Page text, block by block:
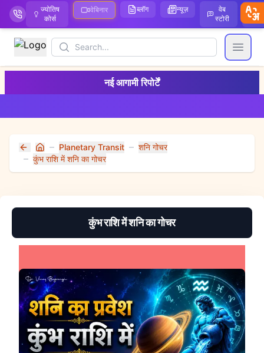
ज्योतिष
कोर्स
वेबिनार ब्लॉग न्यूज़
वेब
स्टोरी
Search
Open
नई आगामी रिपोर्टें
Home Planetary Transit
शनि गोचर
कुंभ राशि में शनि का गोचर
कुंभ राशि में शनि का गोचर